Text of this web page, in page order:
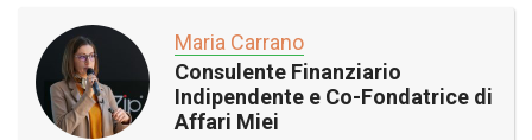
Maria Carrano
Consulente Finanziario
Indipendente e Co-Fondatrice di
Affari Miei